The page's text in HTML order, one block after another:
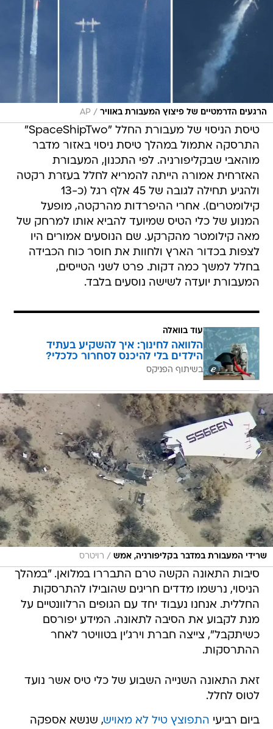
הרגעים הדרמטיים של פיצוץ המעבורת באוויר /
AP
טיסת הניסוי של מעבורת החלל "SpaceShipTwo"
התרסקה אתמול במהלך טיסת ניסוי באזור מדבר
מוהאבי שבקליפורניה. לפי התכנון, המעבורת
האזרחית אמורה הייתה להמריא לחלל בעזרת רקטה
ולהגיע תחילה לגובה של 45 אלף רגל (כ-13
קילומטרים). אחרי ההיפרדות מהרקטה, מופעל
המנוע של כלי הטיס שמיועד להביא אותו למרחק של
מאה קילומטר מהקרקע. שם הנוסעים אמורים היו
לצפות בכדור הארץ ולחוות את חוסר כוח הכבידה
בחלל למשך כמה דקות. פרט לשני הטייסים,
המעבורת יועדה לשישה נוסעים בלבד.
עוד בוואלה
הלוואה לחינוך: איך להשקיע בעתיד
הילדים בלי להיכנס לסחרור כלכלי?
בשיתוף הפניקס
שרידי המעבורת במדבר בקליפורניה, אמש / רויטרס
סיבות התאונה הקשה טרם התבררו במלואן. "במהלך
הניסוי, נרשמו מדדים חריגים שהובילו להתרסקות
החללית. אנחנו נעבוד יחד עם הגופים הרלוונטיים על
מנת לקבוע את הסיבה לתאונה. המידע יפורסם
כשיתקבל", צייצה חברת וירג'ין בטוויטר לאחר
ההתרסקות.
זאת התאונה השנייה השבוע של כלי טיס אשר נועד
לטוס לחלל.
ביום רביעי התפוצץ טיל לא מאויש, שנשא אספקה